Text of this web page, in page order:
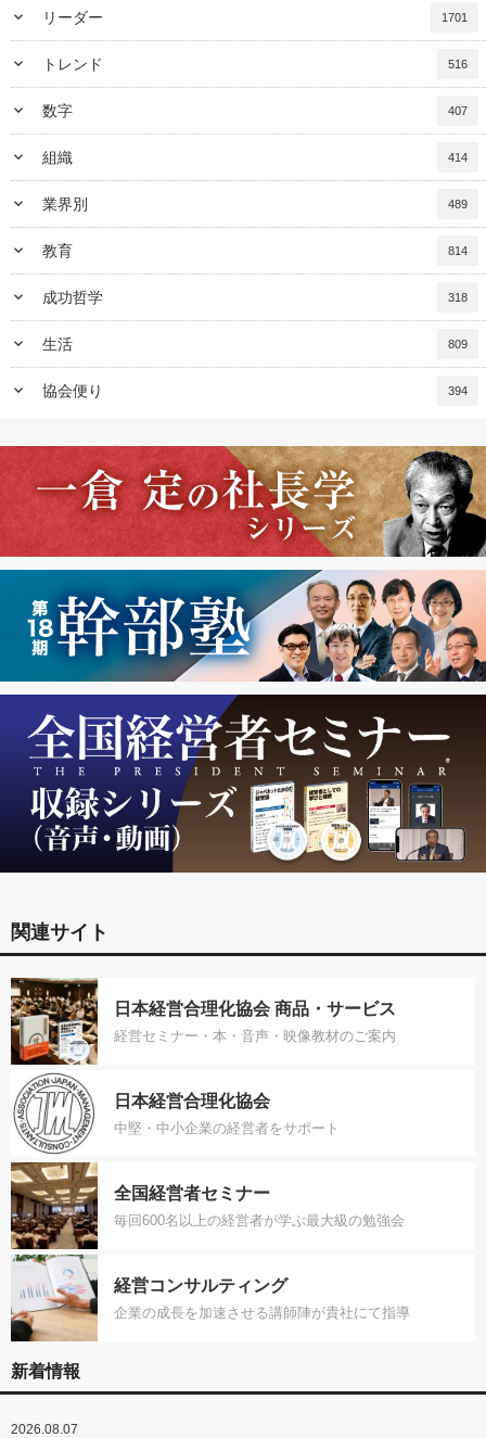
keyboard_arrow_down リーダー 1701
keyboard_arrow_down トレンド 516
keyboard_arrow_down 数字 407
keyboard_arrow_down 組織 414
keyboard_arrow_down 業界別 489
keyboard_arrow_down 教育 814
keyboard_arrow_down 成功哲学 318
keyboard_arrow_down 生活 809
keyboard_arrow_down 協会便り 394
関連サイト
日本経営合理化協会 商品・サービス
経営セミナー・本・音声・映像教材のご案内
日本経営合理化協会
中堅・中小企業の経営者をサポート
全国経営者セミナー
毎回600名以上の経営者が学ぶ最大級の勉強会
経営コンサルティング
企業の成長を加速させる講師陣が貴社にて指導
新着情報
2026.08.07